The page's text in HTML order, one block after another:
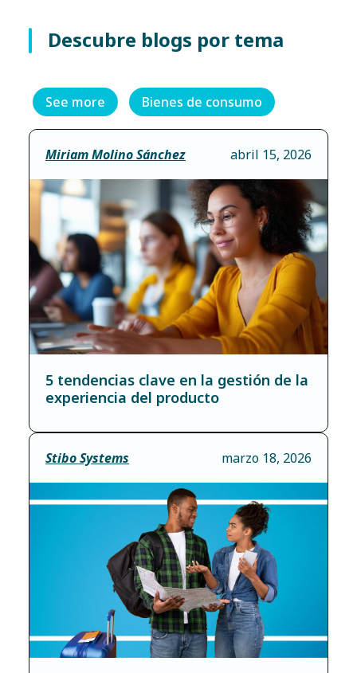
Descubre blogs por tema
See more Bienes de consumo
Miriam Molino Sánchez abril 15, 2026
5 tendencias clave en la gestión de la
experiencia del producto
Stibo Systems marzo 18, 2026